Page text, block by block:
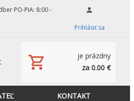
PO-PIA: 8:00 -
Prihlásiť sa
je prázdny
za 0.00 €
KONTAKT